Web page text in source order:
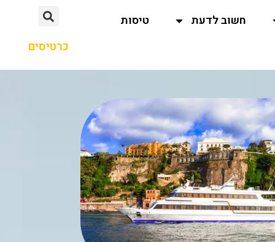
חשוב לדעת
טיסות
כרטיסים